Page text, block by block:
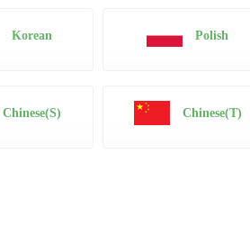
Korean Polish
Chinese(S) Chinese(T)